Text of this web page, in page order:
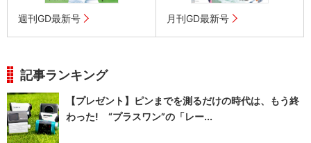
週刊GD最新号 月刊GD最新号
記事ランキング
【プレゼント】ピンまでを測るだけの時代は、もう終
わった! “プラスワン”の「レー...